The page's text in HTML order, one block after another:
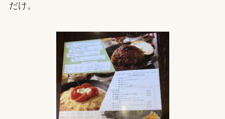
だけ。